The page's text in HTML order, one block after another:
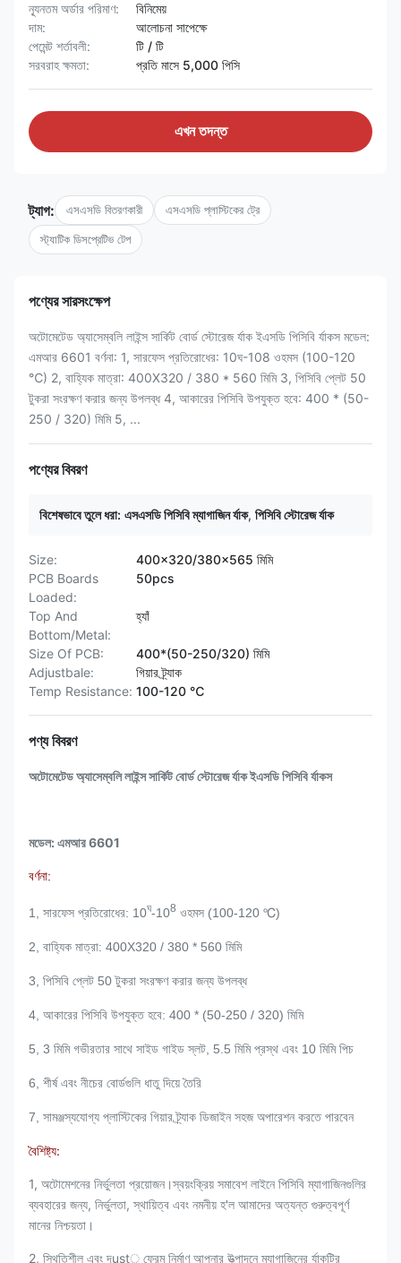
ন্যূনতম অর্ডার পরিমাণ:
বিনিমেয়
দাম:
আলোচনা সাপেক্ষে
পেমেন্ট শর্তাবলী:
টি / টি
সরবরাহ ক্ষমতা:
প্রতি মাসে 5,000 পিসি
এখন তদন্ত
ট্যাগ: এসএসডি বিতরণকারী এসএসডি প্লাস্টিকের ট্রে
স্ট্যাটিক ডিসপ্রেটিভ টেপ
পণ্যের সারসংক্ষেপ
অটোমেটেড অ্যাসেম্বলি লাইন্স সার্কিট বোর্ড স্টোরেজ র্যাক ইএসডি পিসিবি র্যাকস মডেল:
এমআর 6601 বর্ণনা: 1, সারফেস প্রতিরোধের: 10ঘ-108 ওহমস (100-120
℃) 2, বাহ্যিক মাত্রা: 400X320 / 380 * 560 মিমি 3, পিসিবি প্লেট 50
টুকরা সংরক্ষণ করার জন্য উপলব্ধ 4, আকারের পিসিবি উপযুক্ত হবে: 400 * (50-
250 / 320) মিমি 5, ...
পণ্যের বিবরণ
বিশেষভাবে তুলে ধরা: এসএসডি পিসিবি ম্যাগাজিন র্যাক, পিসিবি স্টোরেজ র্যাক
Size:
400x320/380x565 মিমি
PCB Boards
Loaded:
50pcs
Top And
Bottom/Metal:
হ্যাঁ
Size Of PCB:
400*(50-250/320) মিমি
Adjustbale:
গিয়ার ট্র্যাক
Temp Resistance: 100-120 ℃
পণ্য বিবরণ
অটোমেটেড অ্যাসেম্বলি লাইন্স সার্কিট বোর্ড স্টোরেজ র্যাক ইএসডি পিসিবি র্যাকস
মডেল: এমআর 6601
বর্ণনা:
1, সারফেস প্রতিরোধের: 10ঘ-108 ওহমস (100-120 ℃)
2, বাহ্যিক মাত্রা: 400X320 / 380 * 560 মিমি
3, পিসিবি প্লেট 50 টুকরা সংরক্ষণ করার জন্য উপলব্ধ
4, আকারের পিসিবি উপযুক্ত হবে: 400 * (50-250 / 320) মিমি
5, 3 মিমি গভীরতার সাথে সাইড গাইড স্লট, 5.5 মিমি প্রস্থ এবং 10 মিমি পিচ
6, শীর্ষ এবং নীচের বোর্ডগুলি ধাতু দিয়ে তৈরি
7, সামঞ্জস্যযোগ্য প্লাস্টিকের গিয়ার ট্র্যাক ডিজাইন সহজ অপারেশন করতে পারবেন
বৈশিষ্ট্য:
1, অটোমেশনের নির্ভুলতা প্রয়োজন।স্বয়ংক্রিয় সমাবেশ লাইনে পিসিবি ম্যাগাজিনগুলির
ব্যবহারের জন্য, নির্ভুলতা, স্থায়িত্ব এবং নমনীয় হ'ল আমাদের অত্যন্ত গুরুত্বপূর্ণ
মানের নিশ্চয়তা।
2, স্থিতিশীল এবং দৃust় ফ্রেম নির্মাণ আপনার উত্পাদনে ম্যাগাজিনের র্যাকটির